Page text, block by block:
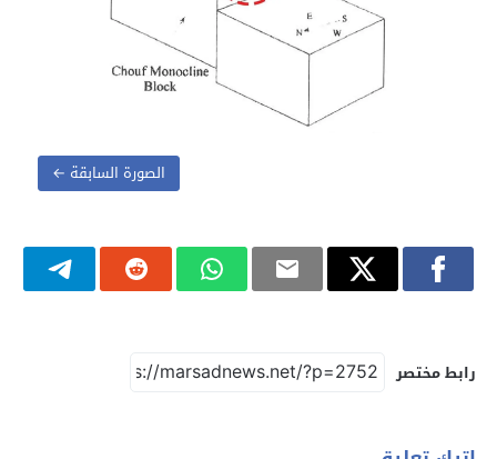
الصورة السابقة ←
رابط مختصر